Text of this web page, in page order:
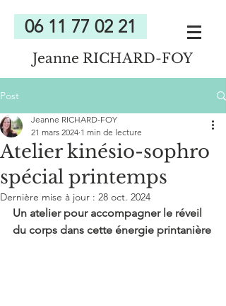
06 11 77 02 21
Jeanne RICHARD-FOY
Post
Atelier kinésio-sophro
spécial printemps
Jeanne RICHARD-FOY
21 mars 2024 1 min de lecture
Dernière mise à jour : 28 oct. 2024
Un atelier pour accompagner le réveil
du corps dans cette énergie printanière